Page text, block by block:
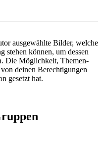
ausgewählte Bilder, welche
stehen können, um dessen
Die Möglichkeit, Themen-
deinen Berechtigungen
gesetzt hat.